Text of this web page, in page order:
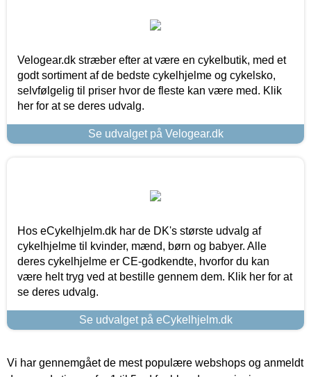
Velogear.dk stræber efter at være en cykelbutik, med et
godt sortiment af de bedste cykelhjelme og cykelsko,
selvfølgelig til priser hvor de fleste kan være med. Klik
her for at se deres udvalg.
Se udvalget på Velogear.dk
Hos eCykelhjelm.dk har de DK's største udvalg af
cykelhjelme til kvinder, mænd, børn og babyer. Alle
deres cykelhjelme er CE-godkendte, hvorfor du kan
være helt tryg ved at bestille gennem dem. Klik her for at
se deres udvalg.
Se udvalget på eCykelhjelm.dk
Vi har gennemgået de mest populære webshops og anmeldt